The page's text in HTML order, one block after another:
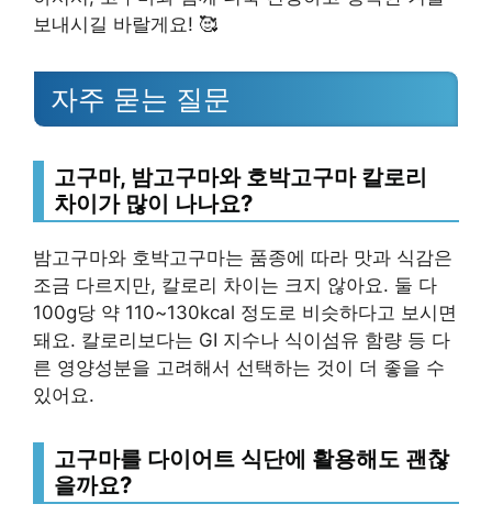
보내시길 바랄게요! 🥰
자주 묻는 질문
고구마, 밤고구마와 호박고구마 칼로리
차이가 많이 나나요?
밤고구마와 호박고구마는 품종에 따라 맛과 식감은
조금 다르지만, 칼로리 차이는 크지 않아요. 둘 다
100g당 약 110~130kcal 정도로 비슷하다고 보시면
돼요. 칼로리보다는 GI 지수나 식이섬유 함량 등 다
른 영양성분을 고려해서 선택하는 것이 더 좋을 수
있어요.
고구마를 다이어트 식단에 활용해도 괜찮
을까요?